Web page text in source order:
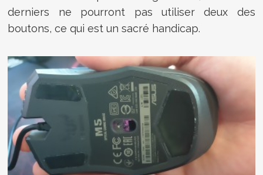
derniers ne pourront pas utiliser deux des
boutons, ce qui est un sacré handicap.